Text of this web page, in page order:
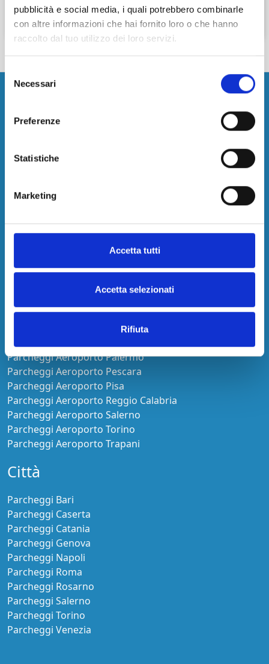
pubblicità e social media, i quali potrebbero combinarle
con altre informazioni che hai fornito loro o che hanno
raccolto dal tuo utilizzo dei loro servizi.
Selezione
delNecessari
Preferenze
Statistiche
Marketing
Accetta tutti
Accetta selezionati
Rifiuta
Cerca
Aeroporto
Parcheggi Aeroporto Bari-Palese
Parcheggi Aeroporto Capodichino
Parcheggi Aeroporto Ciampino
Parcheggi Aeroporto Firenze
Parcheggi Aeroporto Fiumicino
Parcheggi Aeroporto Genova
Parcheggi Aeroporto Malpensa
Parcheggi Aeroporto Olbia-Costa Smeralda
Parcheggi Aeroporto Orio al Serio
Parcheggi Aeroporto Palermo
Parcheggi Aeroporto Pescara
Parcheggi Aeroporto Pisa
Parcheggi Aeroporto Reggio Calabria
Parcheggi Aeroporto Salerno
Parcheggi Aeroporto Torino
Parcheggi Aeroporto Trapani
Città
Parcheggi Bari
Parcheggi Caserta
Parcheggi Catania
Parcheggi Genova
Parcheggi Napoli
Parcheggi Roma
Parcheggi Rosarno
Parcheggi Salerno
Parcheggi Torino
Parcheggi Venezia